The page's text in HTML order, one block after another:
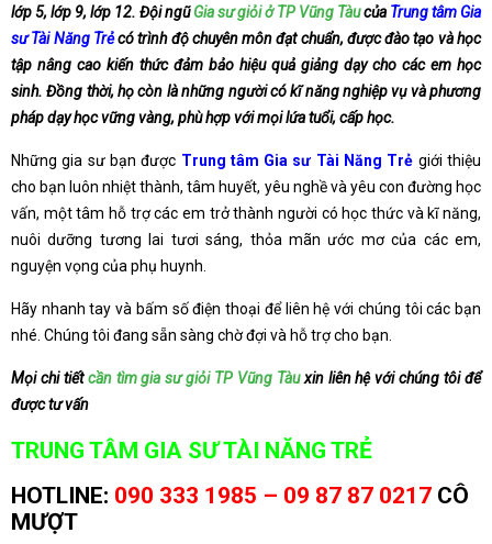
lớp 5, lớp 9, lớp 12. Đội ngũ Gia sư giỏi ở TP Vũng Tàucủa Trung tâm Gia
sư Tài Năng Trẻcó trình độ chuyên môn đạt chuẩn, được đào tạo và học
tập nâng cao kiến thức đảm bảo hiệu quả giảng dạy cho các em học
sinh. Đồng thời, họ còn là những người có kĩ năng nghiệp vụ và phương
pháp dạy học vững vàng, phù hợp với mọi lứa tuổi, cấp học.
Những gia sư bạn được Trung tâm Gia sư Tài Năng Trẻ giới thiệu
cho bạn luôn nhiệt thành, tâm huyết, yêu nghề và yêu con đường học
vấn, một tâm hỗ trợ các em trở thành người có học thức và kĩ năng,
nuôi dưỡng tương lai tươi sáng, thỏa mãn ước mơ của các em,
nguyện vọng của phụ huynh.
Hãy nhanh tay và bấm số điện thoại để liên hệ với chúng tôi các bạn
nhé. Chúng tôi đang sẵn sàng chờ đợi và hỗ trợ cho bạn.
Mọi chi tiếtcần tìm gia sư giỏi TP Vũng Tàuxin liên hệ với chúng tôi để
được tư vấn
TRUNG TÂM GIA SƯ TÀI NĂNG TRẺ
HOTLINE: 090 333 1985 – 09 87 87 0217 CÔ
MƯỢT